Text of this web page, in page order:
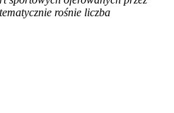
rośnie liczba